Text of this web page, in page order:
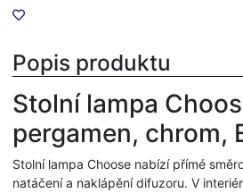
Popis produktu
Stolní lampa
pergamen, chrom,
Stolní lampa Choose nabízí přímé
natáčení a naklápění difuzoru. V